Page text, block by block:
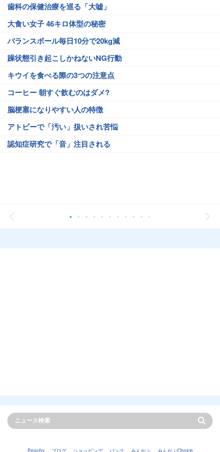
歯科の保健治療を巡る「大嘘」
大食い女子 46キロ体型の秘密
バランスボール毎日10分で20kg減
躁状態引き起こしかねないNG行動
キウイを食べる際の3つの注意点
コーヒー 朝すぐ飲むのはダメ?
脳梗塞になりやすい人の特徴
アトピーで「汚い」扱いされ苦悩
認知症研究で「音」注目される
Peachy ブログ ショッピング バンク みんかぶ みんかぶChoice